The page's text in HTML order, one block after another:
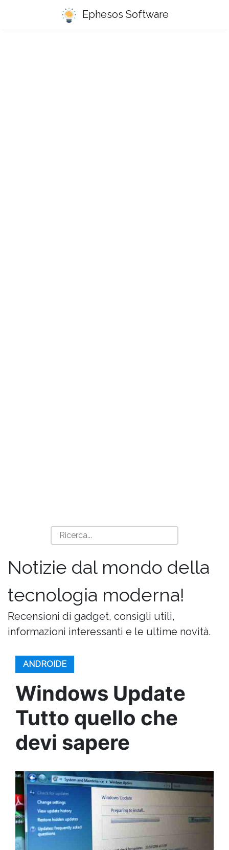
Ephesos Software
Notizie dal mondo della
tecnologia moderna!
Recensioni di gadget, consigli utili,
informazioni interessanti e le ultime novità.
ANDROIDE
Windows Update
Tutto quello che
devi sapere